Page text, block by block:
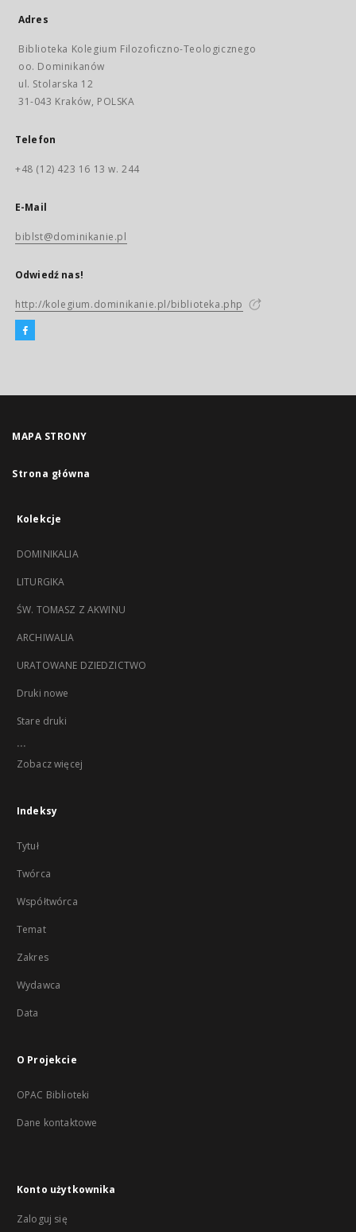
Adres
Biblioteka Kolegium Filozoficzno-Teologicznego
oo. Dominikanów
ul. Stolarska 12
31-043 Kraków, POLSKA
Telefon
+48 (12) 423 16 13 w. 244
E-Mail
biblst@dominikanie.pl
Odwiedź nas!
http://kolegium.dominikanie.pl/biblioteka.php
MAPA STRONY
Strona główna
Kolekcje
DOMINIKALIA
LITURGIKA
ŚW. TOMASZ Z AKWINU
ARCHIWALIA
URATOWANE DZIEDZICTWO
Druki nowe
Stare druki
...
Zobacz więcej
Indeksy
Tytuł
Twórca
Współtwórca
Temat
Zakres
Wydawca
Data
O Projekcie
OPAC Biblioteki
Dane kontaktowe
Konto użytkownika
Zaloguj się